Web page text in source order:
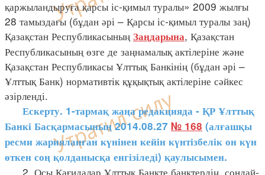
қаржыландыруға қарсы іс-қимыл туралы» 2009 жылғы
28 тамыздағы (бұдан әрі – Қарсы іс-қимыл туралы заң)
Қазақстан Республикасының Заңдарына, Қазақстан
Республикасының өзге де заңнамалық актілеріне және
Қазақстан Республикасы Ұлттық Банкінің (бұдан әрі –
Ұлттық Банк) нормативтік құқықтық актілеріне сәйкес
әзірленді.
Ескерту. 1-тармақ жаңа редакцияда - ҚР Ұлттық
Банкі Басқармасының 2014.08.27 № 168 (алғашқы
ресми жарияланған күнінен кейін күнтізбелік он күн
өткен соң қолданысқа енгізіледі) қаулысымен.
2. Осы Қағидалар Ұлттық Банкте банктердің, сондай-